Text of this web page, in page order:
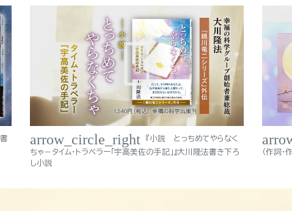
arrow_circle_right
『小説 とっちめてやらなく
ちゃ－タイム・トラベラー「宇高美佐の手記」』大川隆法書き下ろ
し小説
（作詞・